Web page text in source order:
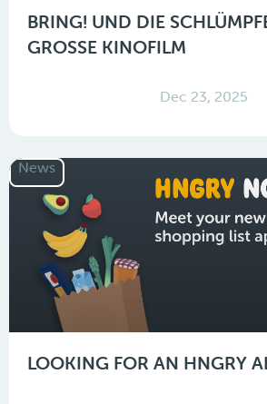
BRING! UND DIE
GROSSE KINOFILM
Dec 23, 2025
News
LOOKING FOR AN HNGRY